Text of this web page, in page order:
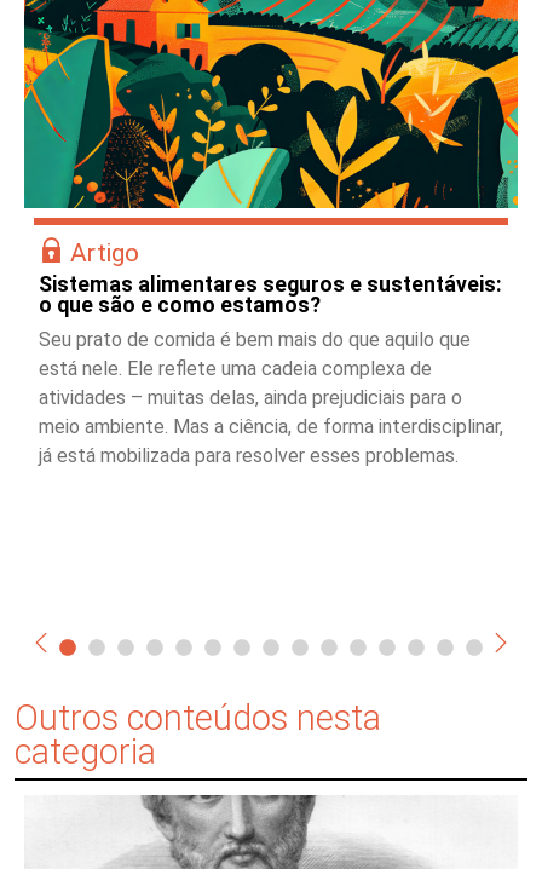
Artigo
Sistemas alimentares seguros e sustentáveis:
o que são e como estamos?
Seu prato de comida é bem mais do que aquilo que
está nele. Ele reflete uma cadeia complexa de
atividades – muitas delas, ainda prejudiciais para o
meio ambiente. Mas a ciência, de forma interdisciplinar,
já está mobilizada para resolver esses problemas.
Outros conteúdos nesta
categoria